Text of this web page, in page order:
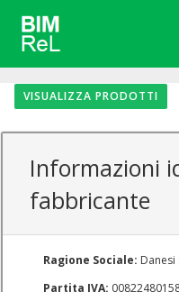
VISUALIZZA PRODOTTI
Informazioni
fabbricante
Ragione Sociale: Danesi
Partita IVA: